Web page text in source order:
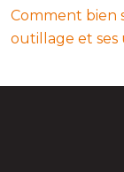
Comment bien
outillage et ses